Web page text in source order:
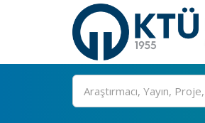
Ara